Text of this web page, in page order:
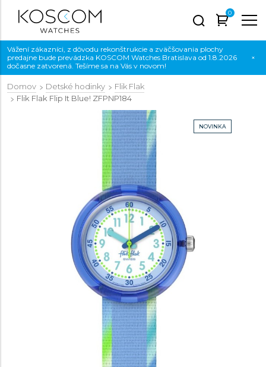
0
Vážení zákazníci, z dôvodu rekonštrukcie a zväčšovania plochy
predajne bude prevádzka KOSCOM Watches Bratislava od 1.8.2026
dočasne zatvorená. Tešíme sa na Vás v novom!
×
Domov Detské hodinky
Flik Flak
Flik Flak Flip It Blue! ZFPNP184
NOVINKA